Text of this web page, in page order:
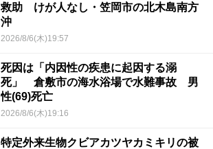
救助 けが人なし・笠岡市の北木島南方
沖
2026/8/6(木)19:57
死因は「内因性の疾患に起因する溺
死」 倉敷市の海水浴場で水難事故 男
性(69)死亡
2026/8/6(木)19:16
特定外来生物クビアカツヤカミキリの被